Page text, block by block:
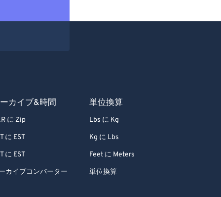
カイブ&時間
に Zip
に EST
に EST
カイブコンバーター
単位換算
Lbs に Kg
Kg に Lbs
Feet に Meters
単位換算